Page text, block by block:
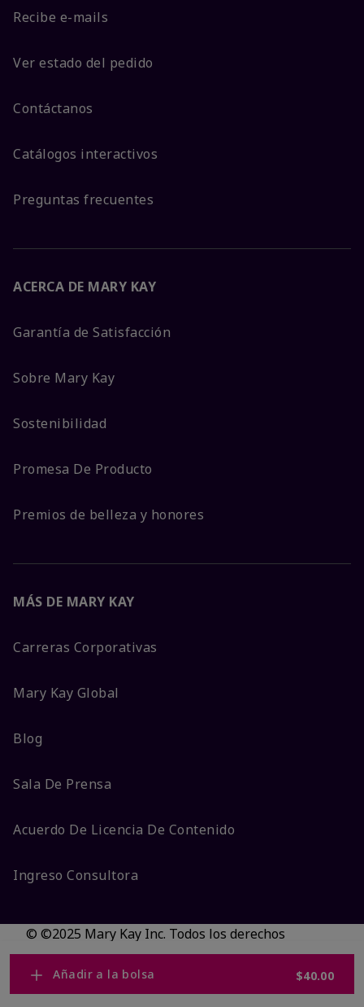
Añadir a la bolsa $40.00
Recibe e-mails
Ver estado del pedido
Contáctanos
Catálogos interactivos
Preguntas frecuentes
ACERCA DE MARY KAY
Garantía de Satisfacción
Sobre Mary Kay
Sostenibilidad
Promesa De Producto
Premios de belleza y honores
MÁS DE MARY KAY
Carreras Corporativas
Mary Kay Global
Blog
Sala De Prensa
Acuerdo De Licencia De Contenido
Ingreso Consultora
© ©2025 Mary Kay Inc. Todos los derechos
reservados.
No vender/Preferencias de cookies